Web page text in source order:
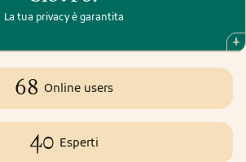
La tua privacy è garantita
68 Online users
40 Esperti